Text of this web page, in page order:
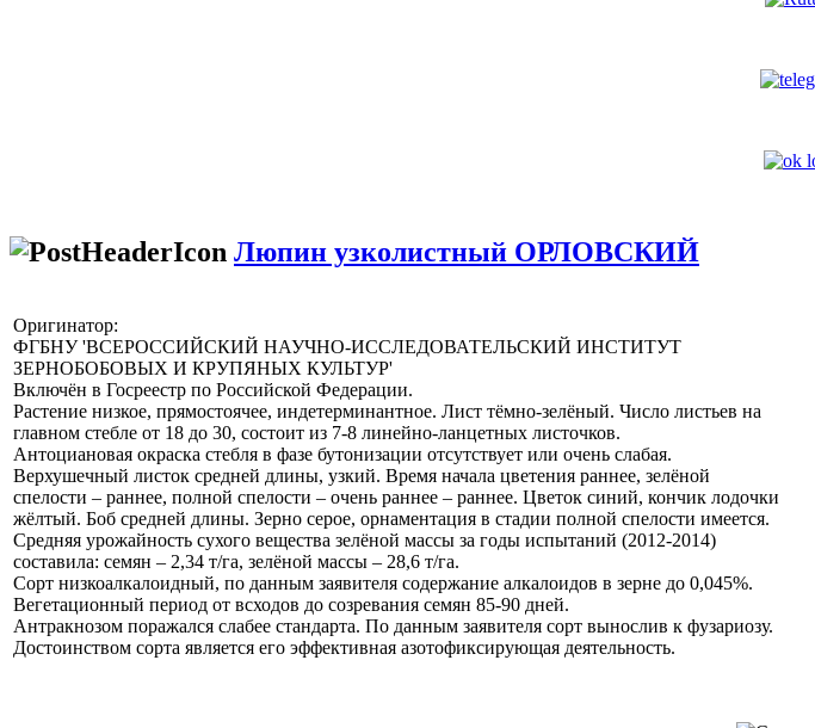
Люпин узколистный ОРЛОВСКИЙ
Оригинатор:
ФГБНУ 'ВСЕРОССИЙСКИЙ НАУЧНО-ИССЛЕДОВАТЕЛЬСКИЙ ИНСТИТУТ
ЗЕРНОБОБОВЫХ И КРУПЯНЫХ КУЛЬТУР'
Включён в Госреестр по Российской Федерации.
Растение низкое, прямостоячее, индетерминантное. Лист тёмно-зелёный. Число листьев на
главном стебле от 18 до 30, состоит из 7-8 линейно-ланцетных листочков.
Антоциановая окраска стебля в фазе бутонизации отсутствует или очень слабая.
Верхушечный листок средней длины, узкий. Время начала цветения раннее, зелёной
спелости – раннее, полной спелости – очень раннее – раннее. Цветок синий, кончик лодочки
жёлтый. Боб средней длины. Зерно серое, орнаментация в стадии полной спелости имеется.
Средняя урожайность сухого вещества зелёной массы за годы испытаний (2012-2014)
составила: семян – 2,34 т/га, зелёной массы – 28,6 т/га.
Сорт низкоалкалоидный, по данным заявителя содержание алкалоидов в зерне до 0,045%.
Вегетационный период от всходов до созревания семян 85-90 дней.
Антракнозом поражался слабее стандарта. По данным заявителя сорт вынослив к фузариозу.
Достоинством сорта является его эффективная азотофиксирующая деятельность.